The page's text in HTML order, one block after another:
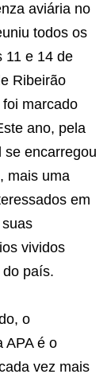
aviária no
todos os
11 e 14 de
Ribeirão
marcado
ano, pela
se encarregou
mais uma
em
vividos
país.
o
APA é o
vez mais